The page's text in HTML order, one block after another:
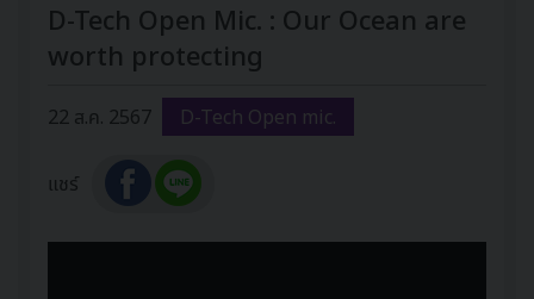
D-Tech Open Mic. : Our Ocean are
worth protecting
22 ส.ค. 2567 D-Tech Open mic.
แชร์